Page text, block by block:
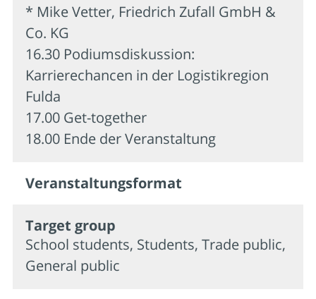
* Mike Vetter, Friedrich Zufall GmbH &
Co. KG
16.30 Podiumsdiskussion:
Karrierechancen in der Logistikregion
Fulda
17.00 Get-together
18.00 Ende der Veranstaltung
Veran­staltungs­format
Target group
School students, Students, Trade public,
General public